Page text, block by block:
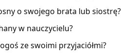
o swojego brata lub siostrę?
w nauczycielu?
ze swoimi przyjaciółmi?